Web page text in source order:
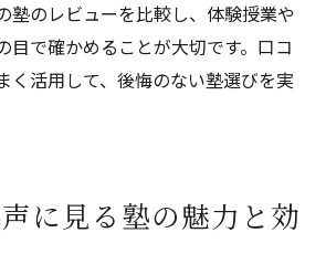
塾のレビューを比較し、体験授業や
目で確かめることが大切です。口コ
く活用して、後悔のない塾選びを実
に見る塾の魅力と効